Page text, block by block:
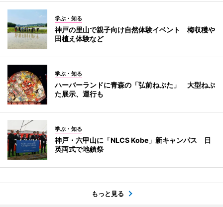
学ぶ・知る
神戸の里山で親子向け自然体験イベント 梅収穫や
田植え体験など
学ぶ・知る
ハーバーランドに青森の「弘前ねぷた」 大型ねぷ
た展示、運行も
学ぶ・知る
神戸・六甲山に「NLCS Kobe」新キャンパス 日
英両式で地鎮祭
もっと見る